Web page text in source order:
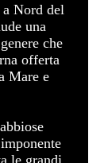
Nord del
una
che
offerta
Mare e
le grandi